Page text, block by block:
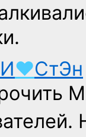
♥СтЭн